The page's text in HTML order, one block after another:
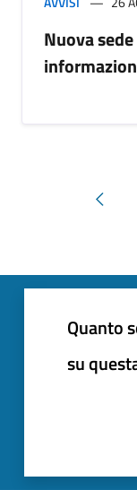
Nuova
Quanto
su